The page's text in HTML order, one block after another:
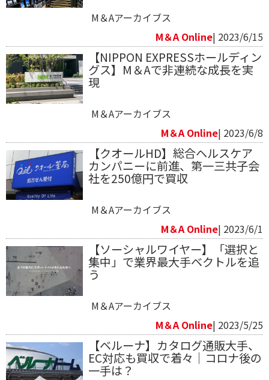
M＆Aアーカイブス
M＆A Online| 2023/6/15
【NIPPON EXPRESSホールディン
グス】M＆Aで非連続な成長を実
現
M＆Aアーカイブス
M＆A Online| 2023/6/8
【クオールHD】総合ヘルスケア
カンパニーに前進、第一三共子会
社を250億円で買収
M＆Aアーカイブス
M＆A Online| 2023/6/1
【ソーシャルワイヤー】「選択と
集中」で業界最大手ベクトルを追
う
M＆Aアーカイブス
M＆A Online| 2023/5/25
【ベルーナ】カタログ通販大手、
EC対応も買収で着々｜コロナ後の
一手は？